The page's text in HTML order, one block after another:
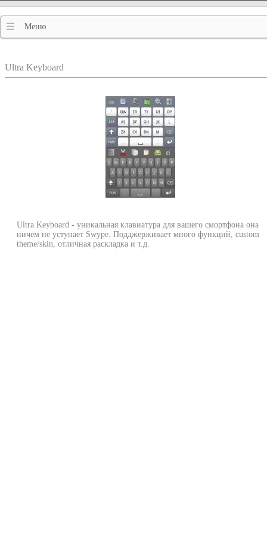
Меню
Ultra Keyboard
Ultra Keyboard - уникальная клавиатура для вашего смортфона она
ничем не уступает Swype. Подджерживает много функций, custom
theme/skin, отличная раскладка и т.д.